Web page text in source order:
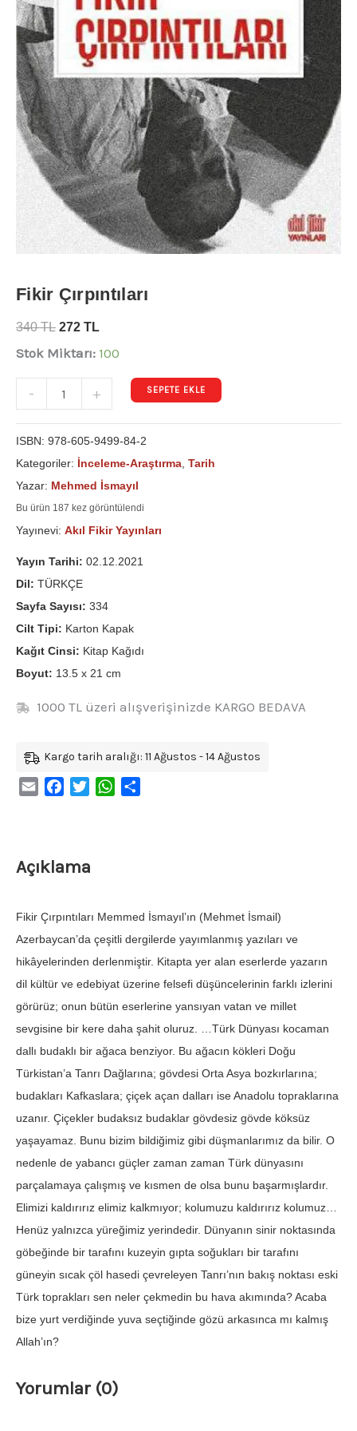
Fikir Çırpıntıları
340TL 272 TL
Stok Miktarı: 100
- + SEPETE EKLE
ISBN: 978-605-9499-84-2
Kategoriler: İnceleme-Araştırma Tarih
Yazar: Mehmed İsmayıl
Bu ürün 187 kez görüntülendi
Yayınevi: Akıl Fikir Yayınları
Yayın Tarihi: 02.12.2021
Dil: TÜRKÇE
Sayfa Sayısı: 334
Cilt Tipi: Karton Kapak
Kağıt Cinsi: Kitap Kağıdı
Boyut: 13.5 x 21 cm
1000 TL üzeri alışverişinizde KARGO BEDAVA
Kargo tarih aralığı: 11 Ağustos - 14 Ağustos
Email FacebookTwitterWhatsApp
Açıklama
Fikir Çırpıntıları Memmed İsmayıl’ın (Mehmet İsmail)
Azerbaycan’da çeşitli dergilerde yayımlanmış yazıları ve
hikâyelerinden derlenmiştir. Kitapta yer alan eserlerde yazarın
dil kültür ve edebiyat üzerine felsefi düşüncelerinin farklı izlerini
görürüz; onun bütün eserlerine yansıyan vatan ve millet
sevgisine bir kere daha şahit oluruz. …Türk Dünyası kocaman
dallı budaklı bir ağaca benziyor. Bu ağacın kökleri Doğu
Türkistan’a Tanrı Dağlarına; gövdesi Orta Asya bozkırlarına;
budakları Kafkaslara; çiçek açan dalları ise Anadolu topraklarına
uzanır. Çiçekler budaksız budaklar gövdesiz gövde köksüz
yaşayamaz. Bunu bizim bildiğimiz gibi düşmanlarımız da bilir. O
nedenle de yabancı güçler zaman zaman Türk dünyasını
parçalamaya çalışmış ve kısmen de olsa bunu başarmışlardır.
Elimizi kaldırırız elimiz kalkmıyor; kolumuzu kaldırırız kolumuz…
Henüz yalnızca yüreğimiz yerindedir. Dünyanın sinir noktasında
göbeğinde bir tarafını kuzeyin gıpta soğukları bir tarafını
güneyin sıcak çöl hasedi çevreleyen Tanrı’nın bakış noktası eski
Türk toprakları sen neler çekmedin bu hava akımında? Acaba
bize yurt verdiğinde yuva seçtiğinde gözü arkasınca mı kalmış
Allah’ın?
Yorumlar (0)